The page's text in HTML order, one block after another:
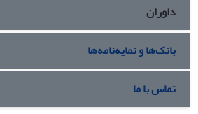
داوران
بانک‌ها و نمایه‌نامه‌ها
تماس با ما